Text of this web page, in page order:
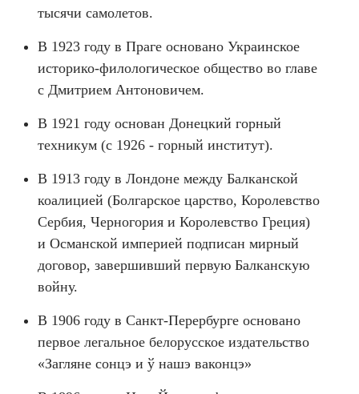
тысячи самолетов.
В 1923 году в Праге основано Украинское
историко-филологическое общество во главе
с Дмитрием Антоновичем.
В 1921 году основан Донецкий горный
техникум (с 1926 - горный институт).
В 1913 году в Лондоне между Балканской
коалицией (Болгарское царство, Королевство
Сербия, Черногория и Королевство Греция)
и Османской империей подписан мирный
договор, завершивший первую Балканскую
войну.
В 1906 году в Санкт-Перербурге основано
первое легальное белорусское издательство
«Загляне сонцэ и ў нашэ ваконцэ»